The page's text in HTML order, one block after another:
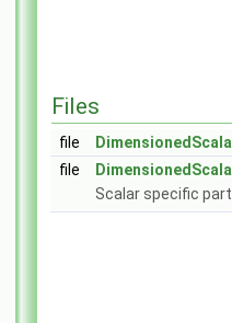
Files
file
file
Scalar specific